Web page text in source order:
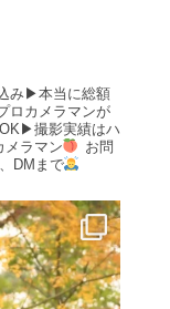
み▶︎本当に総額
ロカメラマンが
撮影実績はハ
メラマン
お問
DMまで